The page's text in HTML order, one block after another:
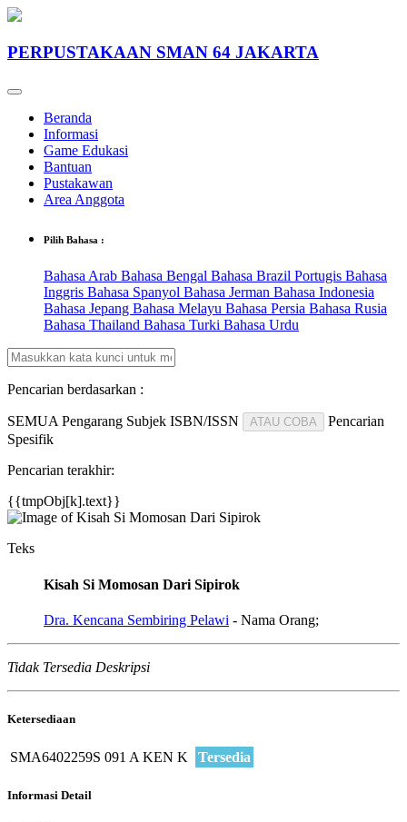
PERPUSTAKAAN SMAN 64 JAKARTA
Beranda
Informasi
Game Edukasi
Bantuan
Pustakawan
Area Anggota
Pilih Bahasa :
Bahasa Arab Bahasa Bengal Bahasa Brazil Portugis Bahasa
Inggris Bahasa Spanyol Bahasa Jerman Bahasa Indonesia
Bahasa Jepang Bahasa Melayu Bahasa Persia Bahasa Rusia
Bahasa Thailand Bahasa Turki Bahasa Urdu
Pencarian berdasarkan :
SEMUA Pengarang Subjek ISBN/ISSN ATAU COBA
Pencarian
Spesifik
Pencarian terakhir:
{{tmpObj[k].text}}
Teks
Kisah Si Momosan Dari Sipirok
Dra. Kencana Sembiring Pelawi - Nama Orang;
Tidak Tersedia Deskripsi
Ketersediaan
SMA6402259S 091 A KEN K Tersedia
Informasi Detail